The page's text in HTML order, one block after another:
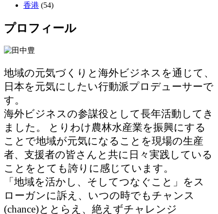
香港 (54)
プロフィール
地域の元気づくりと海外ビジネスを通じて、
日本を元気にしたい行動派プロデューサーで
す。
海外ビジネスの参謀役として長年活動してき
ました。 とりわけ農林水産業を振興にする
ことで地域が元気になることを現場の生産
者、支援者の皆さんと共に日々実践している
ことをとても誇りに感じています。
「地域を活かし、そしてつなぐこと」をス
ローガンに訴え、いつの時でもチャンス
(chance)ととらえ、絶えずチャレンジ